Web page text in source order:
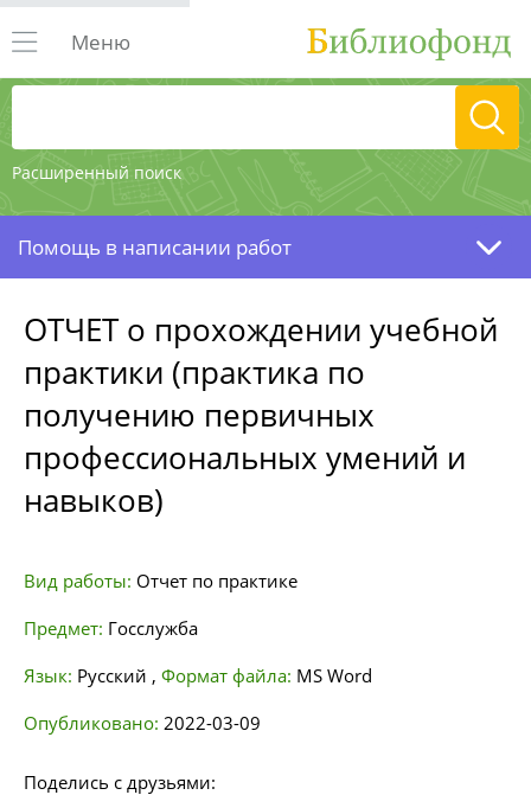
Расширенный поиск
Меню
Помощь в написании работ
ОТЧЕТ о прохождении учебной
практики (практика по
получению первичных
профессиональных умений и
навыков)
Вид работы: Отчет по практике
Предмет: Госслужба
Язык: Русский , Формат файла: MS Word
Опубликовано: 2022-03-09
Поделись с друзьями: